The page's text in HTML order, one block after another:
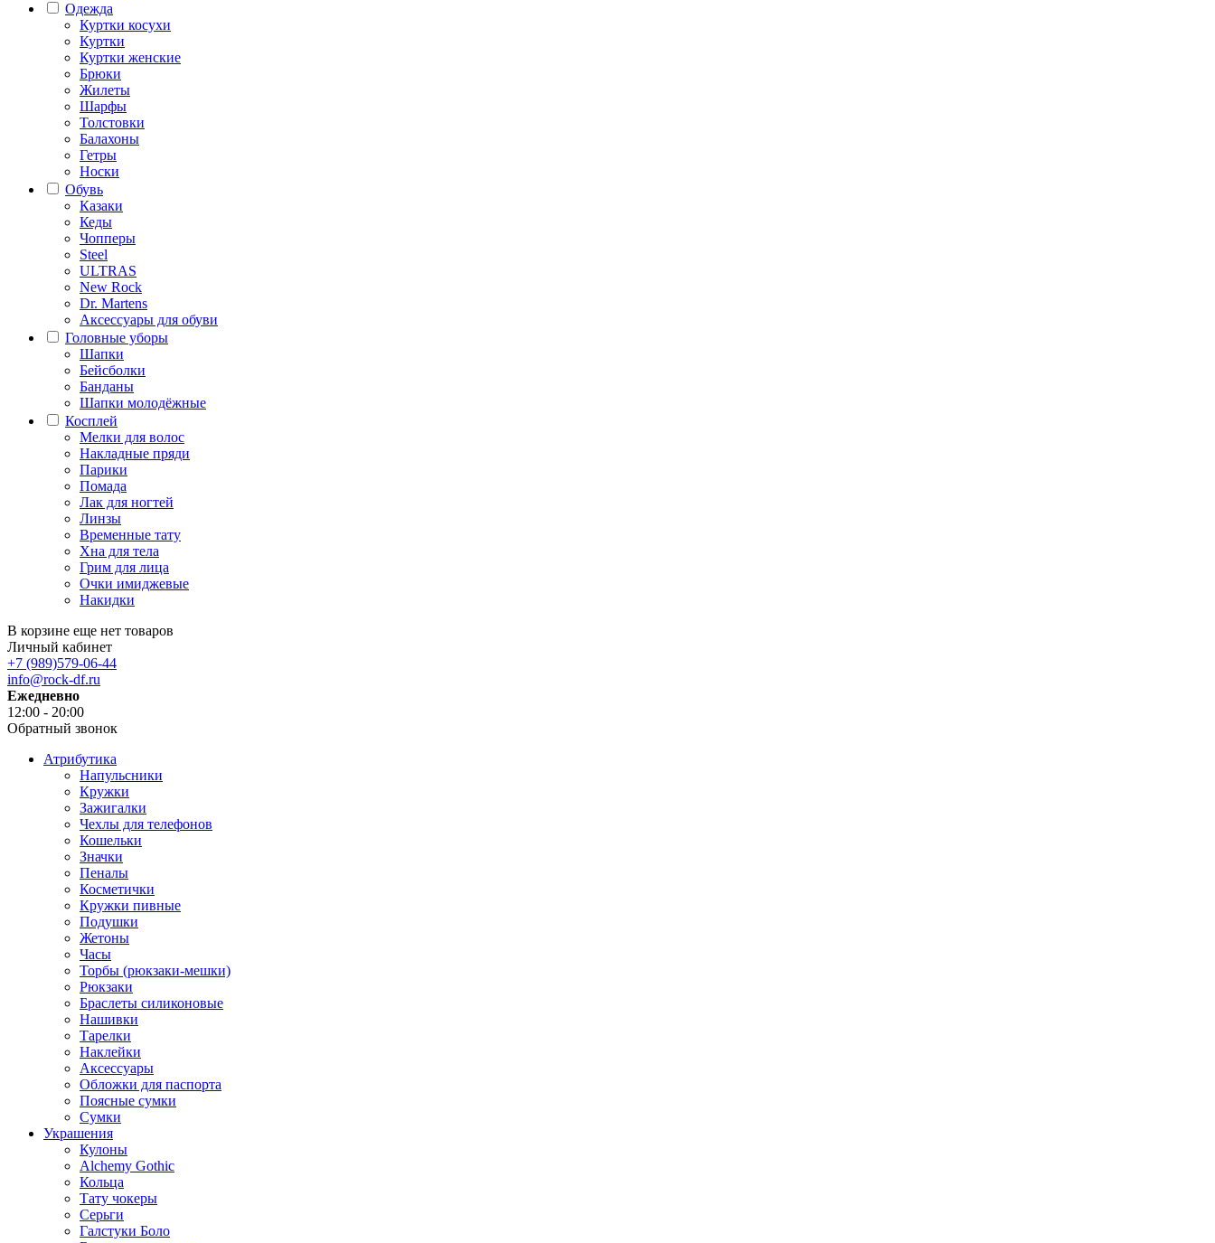
Одежда
Куртки косухи
Куртки
Куртки женские
Брюки
Жилеты
Шарфы
Толстовки
Балахоны
Гетры
Носки
Обувь
Казаки
Кеды
Чопперы
Steel
ULTRAS
New Rock
Dr. Martens
Аксессуары для обуви
Головные уборы
Шапки
Бейсболки
Банданы
Шапки молодёжные
Косплей
Мелки для волос
Накладные пряди
Парики
Помада
Лак для ногтей
Линзы
Временные тату
Хна для тела
Грим для лица
Очки имиджевые
Накидки
В корзине еще нет товаров
Личный кабинет
+7 (989)579-06-44
info@rock-df.ru
Ежедневно
12:00 - 20:00
Обратный звонок
Атрибутика
Напульсники
Кружки
Зажигалки
Чехлы для телефонов
Кошельки
Значки
Пеналы
Косметички
Кружки пивные
Подушки
Жетоны
Часы
Торбы (рюкзаки-мешки)
Рюкзаки
Браслеты силиконовые
Нашивки
Тарелки
Наклейки
Аксессуары
Обложки для паспорта
Поясные сумки
Сумки
Украшения
Кулоны
Alchemy Gothic
Кольца
Тату чокеры
Серьги
Галстуки Боло